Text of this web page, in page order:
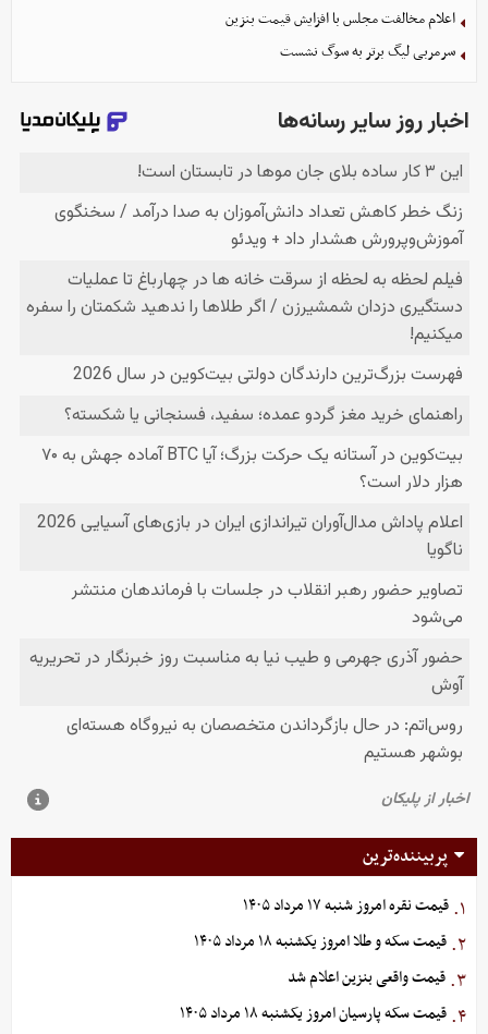
اعلام مخالفت مجلس با افزایش قیمت بنزین
سرمربی لیگ برتر به سوگ نشست
پربیننده‌ترین
۱. قیمت نقره امروز شنبه ۱۷ مرداد ۱۴۰۵
۲. قیمت سکه و طلا امروز یکشنبه ۱۸ مرداد ۱۴۰۵
۳. قیمت واقعی بنزین اعلام شد
۴. قیمت سکه پارسیان امروز یکشنبه ۱۸ مرداد ۱۴۰۵